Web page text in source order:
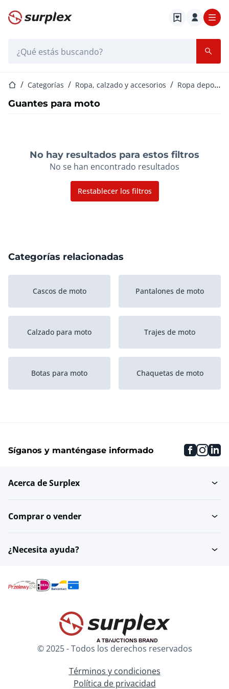
Página de inicio
Página de inicio
Categorías Ropa, calzado y accesorios Ropa deportiva para hombre
Guantes para moto
No hay resultados para estos filtros
No se han encontrado resultados
Restablecer los filtros
Categorías relacionadas
Cascos de moto Pantalones de moto
Calzado para moto Trajes de moto
Botas para moto Chaquetas de moto
Síganos y manténgase informado
Acerca de Surplex
Comprar o vender
¿Necesita ayuda?
© 2025 - Todos los derechos reservados
Términos y condiciones
Política de privacidad